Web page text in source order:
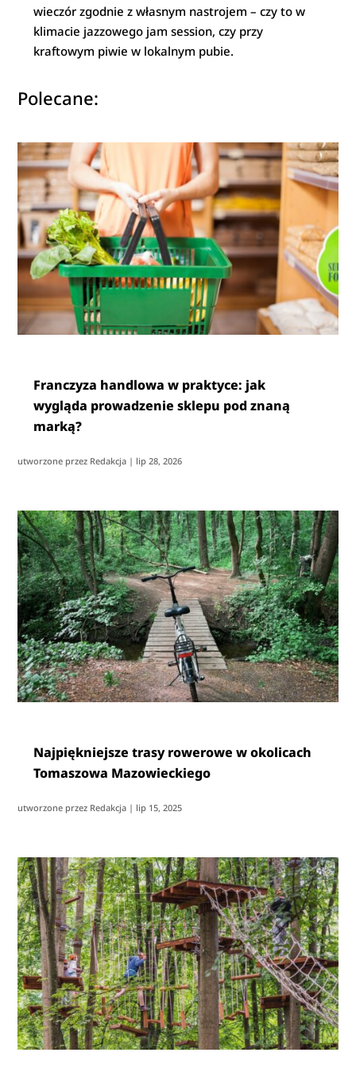
wieczór zgodnie z własnym nastrojem – czy to w
klimacie jazzowego jam session, czy przy
kraftowym piwie w lokalnym pubie.
Polecane:
Franczyza handlowa w praktyce: jak
wygląda prowadzenie sklepu pod znaną
marką?
utworzone przez Redakcja | lip 28, 2026
Najpiękniejsze trasy rowerowe w okolicach
Tomaszowa Mazowieckiego
utworzone przez Redakcja | lip 15, 2025